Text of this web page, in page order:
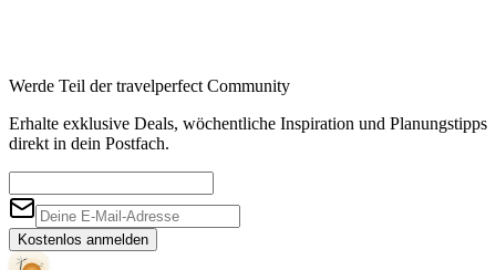
Werde Teil der travelperfect Community
Erhalte exklusive Deals, wöchentliche Inspiration und Planungstipps
direkt in dein Postfach.
Kostenlos anmelden